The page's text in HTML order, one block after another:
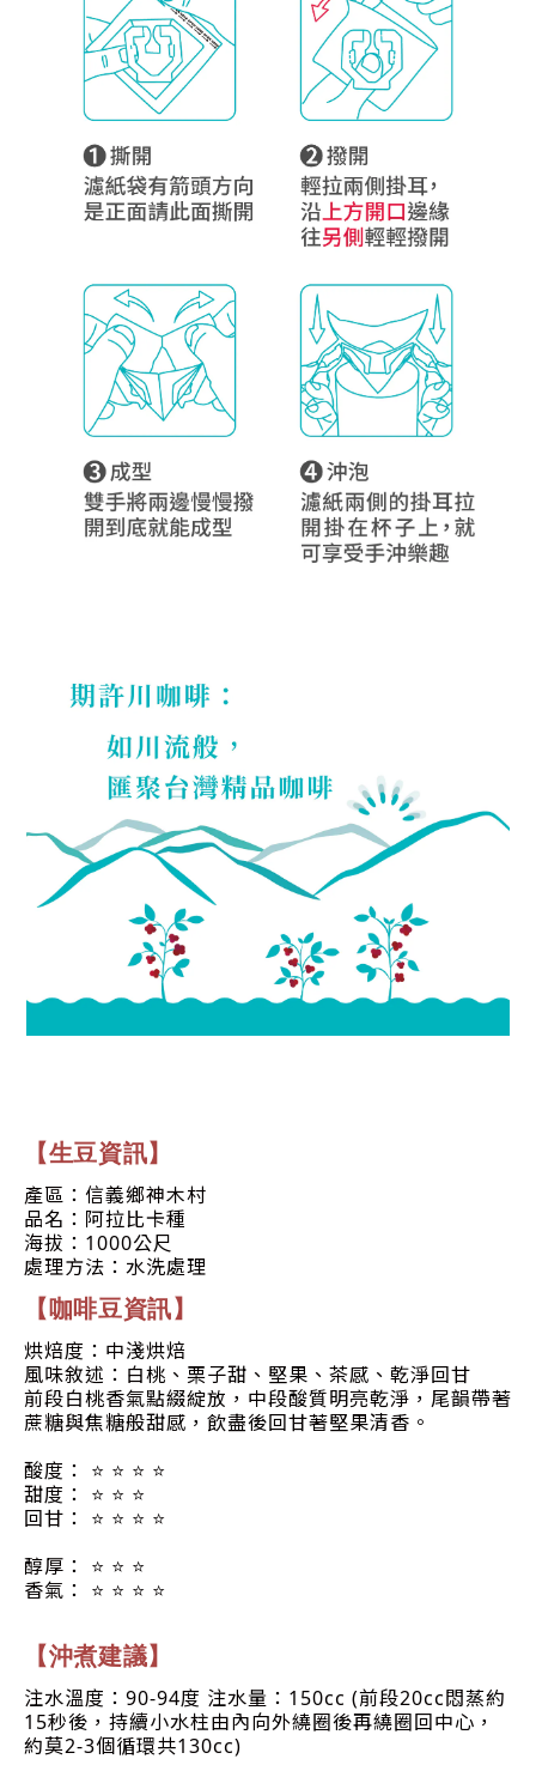
【生豆資訊】
產區：信義鄉神木村
品名：阿拉比卡種
海拔：1000公尺
處理方法：水洗處理
【咖啡豆資訊】
烘焙度：中淺烘焙
風味敘述：白桃、栗子甜、堅果、茶感、乾淨回甘
前段白桃香氣點綴綻放，中段酸質明亮乾淨，尾韻帶著
蔗糖與焦糖般甜感，飲盡後回甘著堅果清香。
酸度： ⭐ ⭐ ⭐ ⭐
甜度： ⭐ ⭐ ⭐
回甘： ⭐ ⭐ ⭐ ⭐
醇厚： ⭐ ⭐ ⭐
香氣： ⭐ ⭐ ⭐ ⭐
【沖煮建議】
注水溫度：90-94度 注水量：150cc (前段20cc悶蒸約
15秒後，持續小水柱由內向外繞圈後再繞圈回中心，
約莫2-3個循環共130cc)